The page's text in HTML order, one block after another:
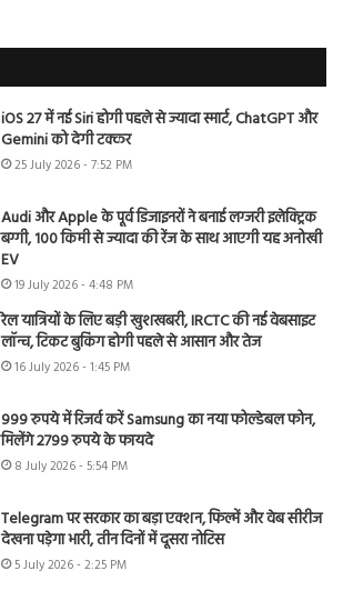
iOS 27 में नई Siri होगी पहले से ज्यादा स्मार्ट, ChatGPT और
Gemini को देगी टक्कर
25 July 2026 - 7:52 PM
Audi और Apple के पूर्व डिजाइनरों ने बनाई लग्जरी इलेक्ट्रिक
बग्गी, 100 किमी से ज्यादा की रेंज के साथ आएगी यह अनोखी
EV
19 July 2026 - 4:48 PM
रेल यात्रियों के लिए बड़ी खुशखबरी, IRCTC की नई वेबसाइट
लॉन्च, टिकट बुकिंग होगी पहले से आसान और तेज
16 July 2026 - 1:45 PM
999 रुपये में रिजर्व करें Samsung का नया फोल्डेबल फोन,
मिलेंगे 2799 रुपये के फायदे
8 July 2026 - 5:54 PM
Telegram पर सरकार का बड़ा एक्शन, फिल्में और वेब सीरीज
देखना पड़ेगा भारी, तीन दिनों में दूसरा नोटिस
5 July 2026 - 2:25 PM